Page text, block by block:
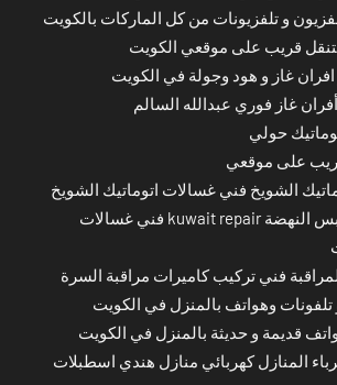
و تلفزيونات من كل الماركات بالكويت
قريب على موقعي الكويت
غاز و هود وجولة في الكويت
غاز فوري عبدالله السالم
حولي
على موقعي
الشويخ فني غسالات اتوماتيك الشويخ
صيانة غسالة ملابس النهضة kuwait repair فني غسالات
فني تركيب كاميرات مراقبة السرة
تلفونات وهواتف بالمنزل في الكويت
قديمة و حديثة بالمنزل في الكويت
المنازل كهربائي منازل هندي اسطبلات